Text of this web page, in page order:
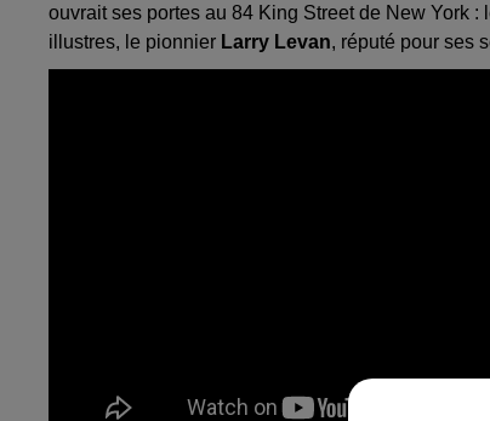
ouvrait ses portes au 84 King Street de New York :
illustres, le pionnier Larry Levan, réputé pour ses